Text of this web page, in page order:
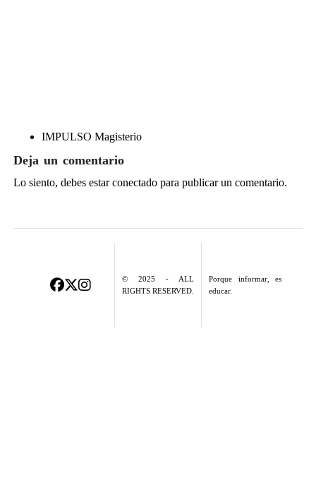
IMPULSO Magisterio
Deja un comentario
Lo siento, debes estarconectadopara publicar un comentario.
© 2025 - ALL
RIGHTS RESERVED.
Porque informar, es
educar.